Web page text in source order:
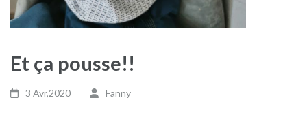
Et ça pousse!!
3 Avr,2020 Fanny